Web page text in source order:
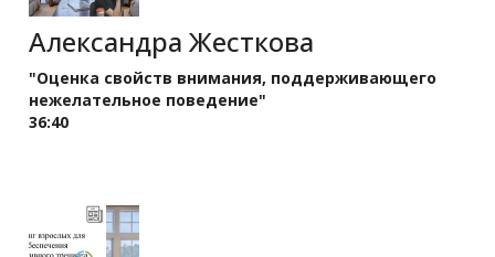
Александра Жесткова
"Оценка свойств внимания, поддерживающего
нежелательное поведение"
36:40